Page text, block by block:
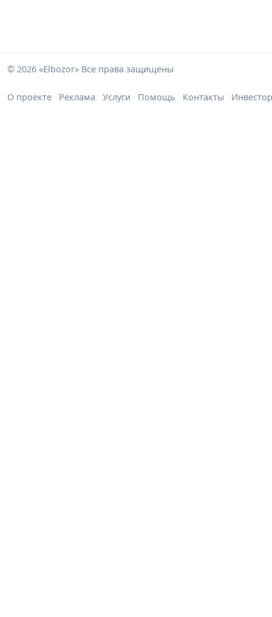
© 2026 «Elbozor» Все права защищены
О проекте Реклама Услуги Помощь Контакты